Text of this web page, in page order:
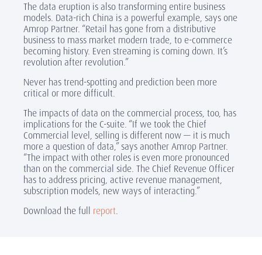
The data eruption is also transforming entire business
models. Data-rich China is a powerful example, says one
Amrop Partner. “Retail has gone from a distributive
business to mass market modern trade, to e-commerce
becoming history. Even streaming is coming down. It’s
revolution after revolution.”
Never has trend-spotting and prediction been more
critical or more difficult.
The impacts of data on the commercial process, too, has
implications for the C-suite. “If we took the Chief
Commercial level, selling is different now — it is much
more a question of data,” says another Amrop Partner.
“The impact with other roles is even more pronounced
than on the commercial side. The Chief Revenue Officer
has to address pricing, active revenue management,
subscription models, new ways of interacting.”
Download the full report.